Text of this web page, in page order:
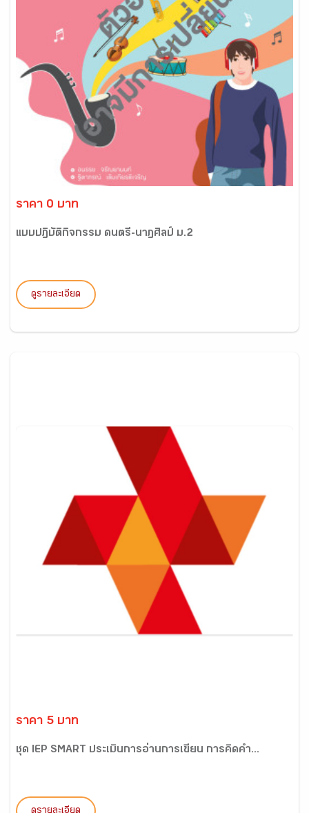
ราคา 0 บาท
แบบปฏิบัติกิจกรรม ดนตรี-นาฏศิลป์ ม.2
ดูรายละเอียด
ราคา 5 บาท
ชุด IEP SMART ประเมินการอ่านการเขียน การคิดคำ...